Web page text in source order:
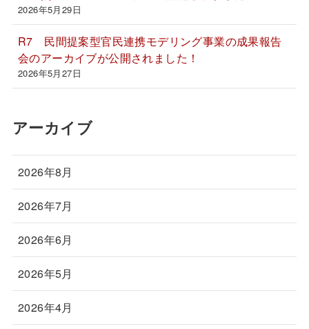
2026年5月29日
R7 民間提案型官民連携モデリング事業の成果報告
会のアーカイブが公開されました！
2026年5月27日
アーカイブ
2026年8月
2026年7月
2026年6月
2026年5月
2026年4月